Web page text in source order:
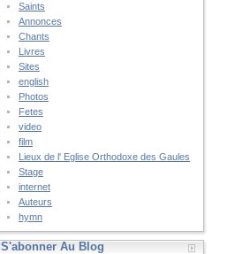
Saints
Annonces
Chants
Livres
Sites
english
Photos
Fetes
video
film
Lieux de l' Eglise Orthodoxe des Gaules
Stage
internet
Auteurs
hymn
S'abonner Au Blog